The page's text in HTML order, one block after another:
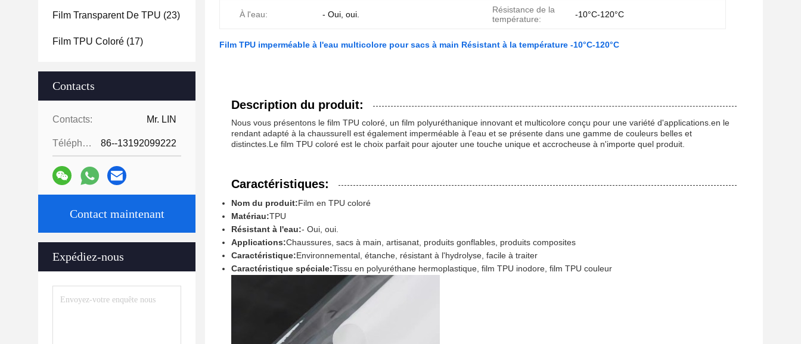
Film Transparent De TPU (23)
Film TPU Coloré (17)
Contacts
Contacts: Mr. LIN
Téléphone: 86--13192099222
Contact maintenant
Expédiez-nous
À l'eau: - Oui, oui.
Résistance de la
température:
-10°C-120°C
Film TPU imperméable à l'eau multicolore pour sacs à main Résistant à la température -10°C-120°C
Description du produit:
Nous vous présentons le film TPU coloré, un film polyuréthanique innovant et multicolore conçu pour une variété d'applications.en le
rendant adapté à la chaussureIl est également imperméable à l'eau et se présente dans une gamme de couleurs belles et
distinctes.Le film TPU coloré est le choix parfait pour ajouter une touche unique et accrocheuse à n'importe quel produit.
Caractéristiques:
Nom du produit:Film en TPU coloré
Matériau:TPU
Résistant à l'eau:- Oui, oui.
Applications:Chaussures, sacs à main, artisanat, produits gonflables, produits composites
Caractéristique:Environnemental, étanche, résistant à l'hydrolyse, facile à traiter
Caractéristique spéciale:Tissu en polyuréthane hermoplastique, film TPU inodore, film TPU couleur